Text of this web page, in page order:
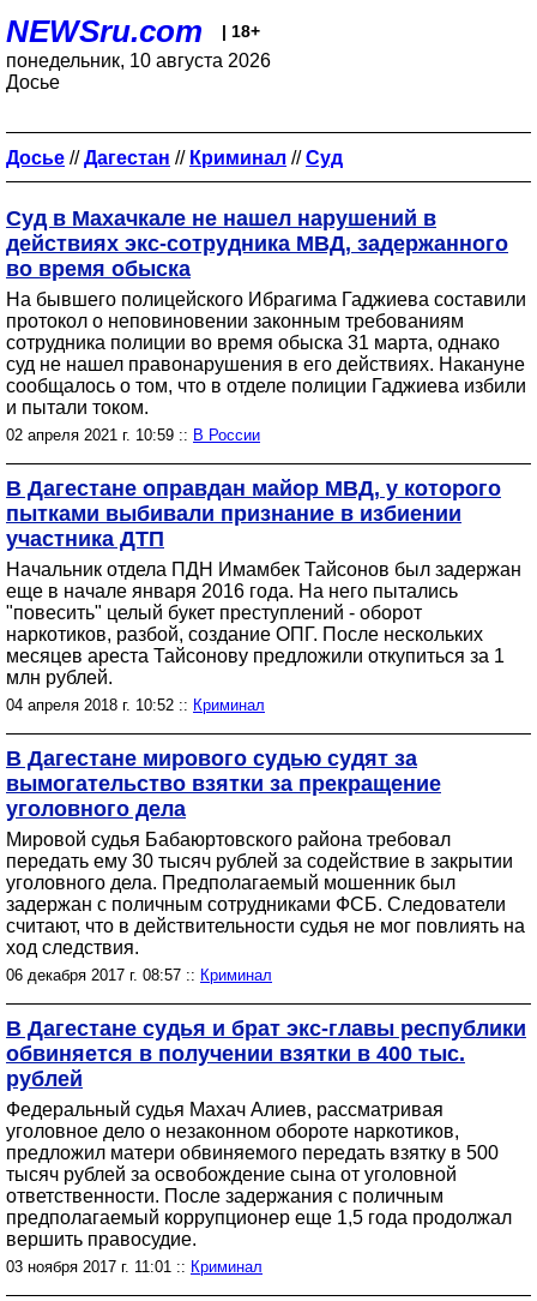
NEWSru.com | 18+
понедельник, 10 августа 2026
Досье
Досье //Дагестан // Криминал //Суд
Суд в Махачкале не нашел нарушений в
действиях экс-сотрудника МВД, задержанного
во время обыска
На бывшего полицейского Ибрагима Гаджиева составили
протокол о неповиновении законным требованиям
сотрудника полиции во время обыска 31 марта, однако
суд не нашел правонарушения в его действиях. Накануне
сообщалось о том, что в отделе полиции Гаджиева избили
и пытали током.
02 апреля 2021 г. 10:59 :: В России
В Дагестане оправдан майор МВД, у которого
пытками выбивали признание в избиении
участника ДТП
Начальник отдела ПДН Имамбек Тайсонов был задержан
еще в начале января 2016 года. На него пытались
"повесить" целый букет преступлений - оборот
наркотиков, разбой, создание ОПГ. После нескольких
месяцев ареста Тайсонову предложили откупиться за 1
млн рублей.
04 апреля 2018 г. 10:52 :: Криминал
В Дагестане мирового судью судят за
вымогательство взятки за прекращение
уголовного дела
Мировой судья Бабаюртовского района требовал
передать ему 30 тысяч рублей за содействие в закрытии
уголовного дела. Предполагаемый мошенник был
задержан с поличным сотрудниками ФСБ. Следователи
считают, что в действительности судья не мог повлиять на
ход следствия.
06 декабря 2017 г. 08:57 :: Криминал
В Дагестане судья и брат экс-главы республики
обвиняется в получении взятки в 400 тыс.
рублей
Федеральный судья Махач Алиев, рассматривая
уголовное дело о незаконном обороте наркотиков,
предложил матери обвиняемого передать взятку в 500
тысяч рублей за освобождение сына от уголовной
ответственности. После задержания с поличным
предполагаемый коррупционер еще 1,5 года продолжал
вершить правосудие.
03 ноября 2017 г. 11:01 :: Криминал